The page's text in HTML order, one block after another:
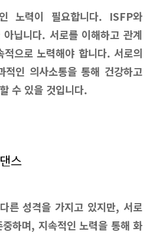
노력이 필요합니다. ISFP와
닙니다. 서로를 이해하고 관계
으로 노력해야 합니다. 서로의
적인 의사소통을 통해 건강하고
수 있을 것입니다.
스
른 성격을 가지고 있지만, 서로
하며, 지속적인 노력을 통해 화